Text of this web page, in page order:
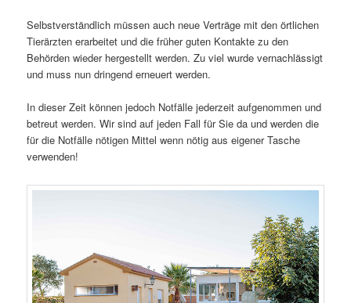
Selbstverständlich müssen auch neue Verträge mit den örtlichen
Tierärzten erarbeitet und die früher guten Kontakte zu den
Behörden wieder hergestellt werden. Zu viel wurde vernachlässigt
und muss nun dringend erneuert werden.
In dieser Zeit können jedoch Notfälle jederzeit aufgenommen und
betreut werden. Wir sind auf jeden Fall für Sie da und werden die
für die Notfälle nötigen Mittel wenn nötig aus eigener Tasche
verwenden!